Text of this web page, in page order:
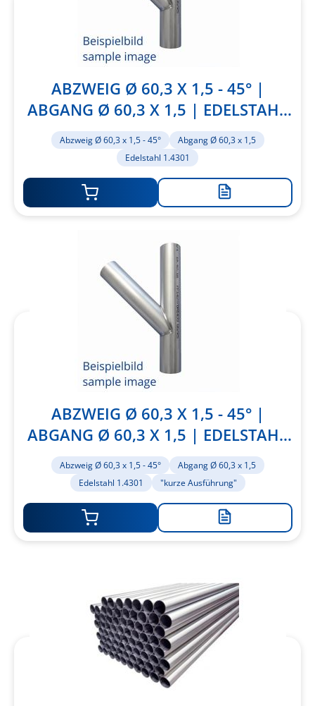
ABZWEIG Ø 60,3 X 1,5 - 45° |
ABGANG Ø 60,3 X 1,5 | EDELSTAHL
1.4301
Abzweig Ø 60,3 x 1,5 - 45°
Abgang Ø 60,3 x 1,5
Edelstahl 1.4301
Zur
ABZWEIG Ø 60,3 X 1,5 - 45° |
ABGANG Ø 60,3 X 1,5 | EDELSTAHL
1.4301 | "KURZE AUSFÜHRUNG"
Abzweig Ø 60,3 x 1,5 - 45°
Abgang Ø 60,3 x 1,5
Edelstahl 1.4301
"kurze Ausführung"
Zur
hinzufügen